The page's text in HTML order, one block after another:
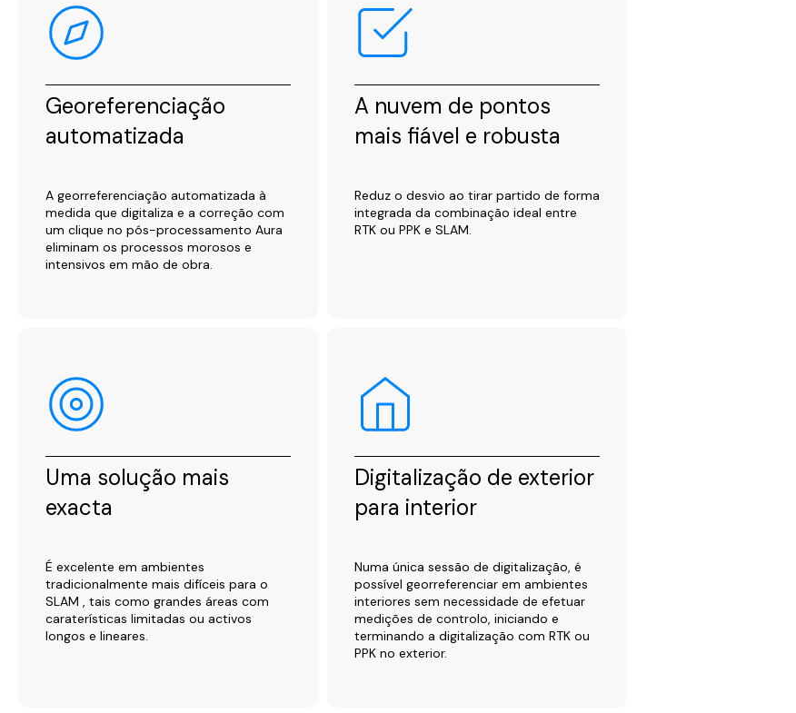
Georeferenciação
automatizada
A georreferenciação automatizada à
medida que digitaliza e a correção com
um clique no pós-processamento Aura
eliminam os processos morosos e
intensivos em mão de obra.
A nuvem de pontos
mais fiável e robusta
Reduz o desvio ao tirar partido de forma
integrada da combinação ideal entre
RTK ou PPK e SLAM.
Uma solução mais
exacta
É excelente em ambientes
tradicionalmente mais difíceis para o
SLAM , tais como grandes áreas com
caraterísticas limitadas ou activos
longos e lineares.
Digitalização de exterior
para interior
Numa única sessão de digitalização, é
possível georreferenciar em ambientes
interiores sem necessidade de efetuar
medições de controlo, iniciando e
terminando a digitalização com RTK ou
PPK no exterior.